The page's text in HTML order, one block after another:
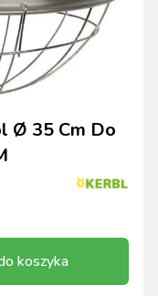
Ø 35 Cm Do
koszyka